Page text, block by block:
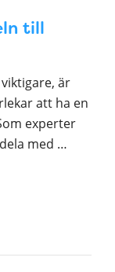
till
är
att ha en
experter
med …